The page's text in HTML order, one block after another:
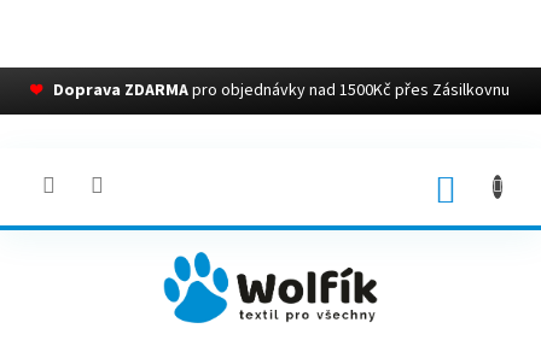
❤ Doprava ZDARMApro objednávky nad 1500Kč přes Zásilkovnu